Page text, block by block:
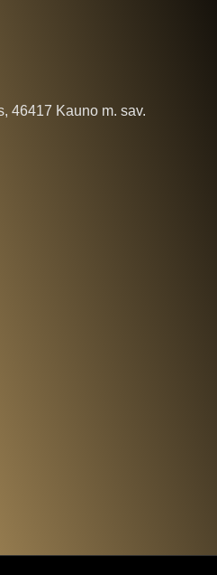
46417 Kauno m. sav.